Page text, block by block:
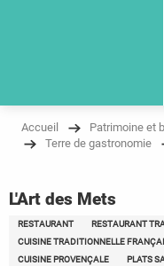
Accueil Patrimoine et
Terre de gastronomie
L'Art des Mets
RESTAURANT RESTAURANT
CUISINE TRADITIONNELLE
CUISINE PROVENÇALE
PLATS